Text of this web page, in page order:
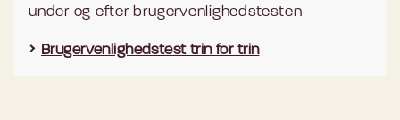
under og efter brugervenlighedstesten
Brugervenlighedstest trin for trin